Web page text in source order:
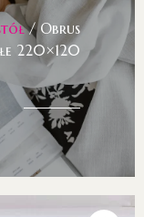
/ Obrus
220×120